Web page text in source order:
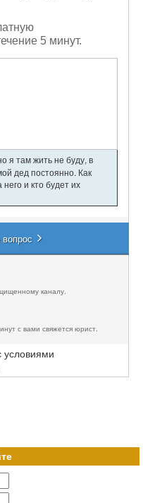
5 минут.
я там жить не буду, в
дед постоянно. Как
и кто будет их
каналу.
с вами свяжется юрист.